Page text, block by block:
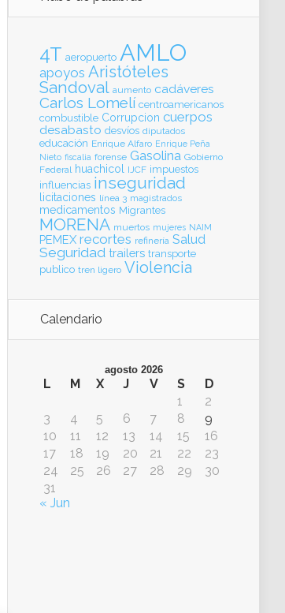
4T aeropuerto AMLO
apoyos Aristóteles
Sandoval aumento cadáveres
Carlos Lomelí centroamericanos
combustible Corrupcion cuerpos
desabasto desvíos diputados
educación Enrique Alfaro Enrique Peña
Nieto fiscalia forense Gasolina Gobierno
Federal huachicol IJCF impuestos
influencias inseguridad
licitaciones línea 3 magistrados
medicamentos Migrantes
MORENA muertos mujeres NAIM
PEMEX recortes refinería Salud
Seguridad trailers transporte
publico tren ligero Violencia
Calendario
agosto 2026
L M X J V S
D
1
2
3
4 5 6 7 8
9
10
11 12 13 14 15
16
17
18 19 20 21 22
23
24
25 26 27 28 29
30
31
« Jun